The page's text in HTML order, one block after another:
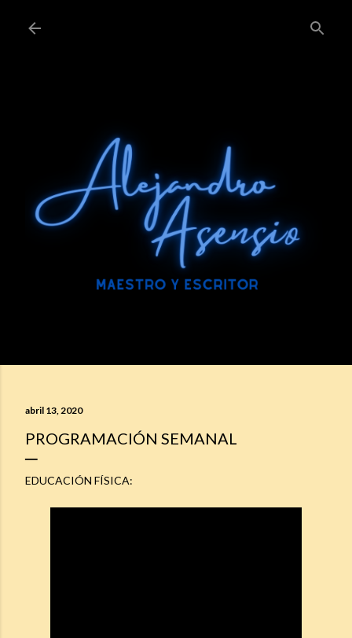
Ir al contenido principal
abril 13, 2020
PROGRAMACIÓN SEMANAL
EDUCACIÓN FÍSICA: